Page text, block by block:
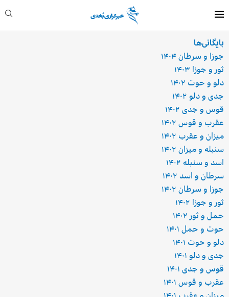
بایگانی‌ها
جوزا و سرطان ۱۴۰۴
ثور و جوزا ۱۴۰۳
دلو و حوت ۱۴۰۲
جدی و دلو ۱۴۰۲
قوس و جدی ۱۴۰۲
عقرب و قوس ۱۴۰۲
میزان و عقرب ۱۴۰۲
سنبله و میزان ۱۴۰۲
اسد و سنبله ۱۴۰۲
سرطان و اسد ۱۴۰۲
جوزا و سرطان ۱۴۰۲
ثور و جوزا ۱۴۰۲
حمل و ثور ۱۴۰۲
حوت و حمل ۱۴۰۱
دلو و حوت ۱۴۰۱
جدی و دلو ۱۴۰۱
قوس و جدی ۱۴۰۱
عقرب و قوس ۱۴۰۱